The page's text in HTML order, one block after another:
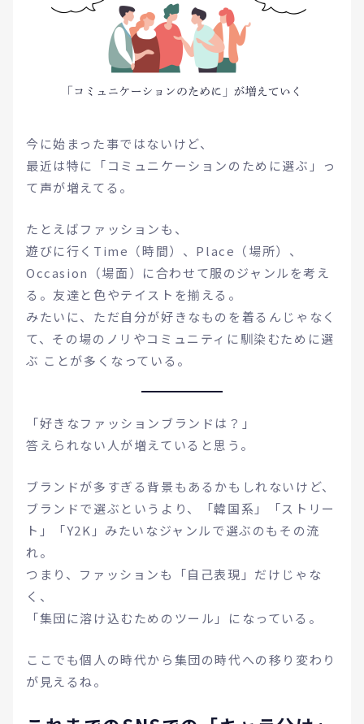
今に始まった事ではないけど、
最近は特に「コミュニケーションのために選ぶ」っ
て声が増えてる。
たとえばファッションも、
遊びに行くTime（時間）、Place（場所）、
Occasion（場面）に合わせて服のジャンルを考え
る。友達と色やテイストを揃える。
みたいに、ただ自分が好きなものを着るんじゃなく
て、その場のノリやコミュニティに馴染むために選
ぶ ことが多くなっている。
「好きなファッションブランドは？」
答えられない人が増えていると思う。
ブランドが多すぎる背景もあるかもしれないけど、
ブランドで選ぶというより、「韓国系」「ストリー
ト」「Y2K」みたいなジャンルで選ぶのもその流
れ。
つまり、ファッションも「自己表現」だけじゃな
く、
「集団に溶け込むためのツール」になっている。
ここでも個人の時代から集団の時代への移り変わり
が見えるね。